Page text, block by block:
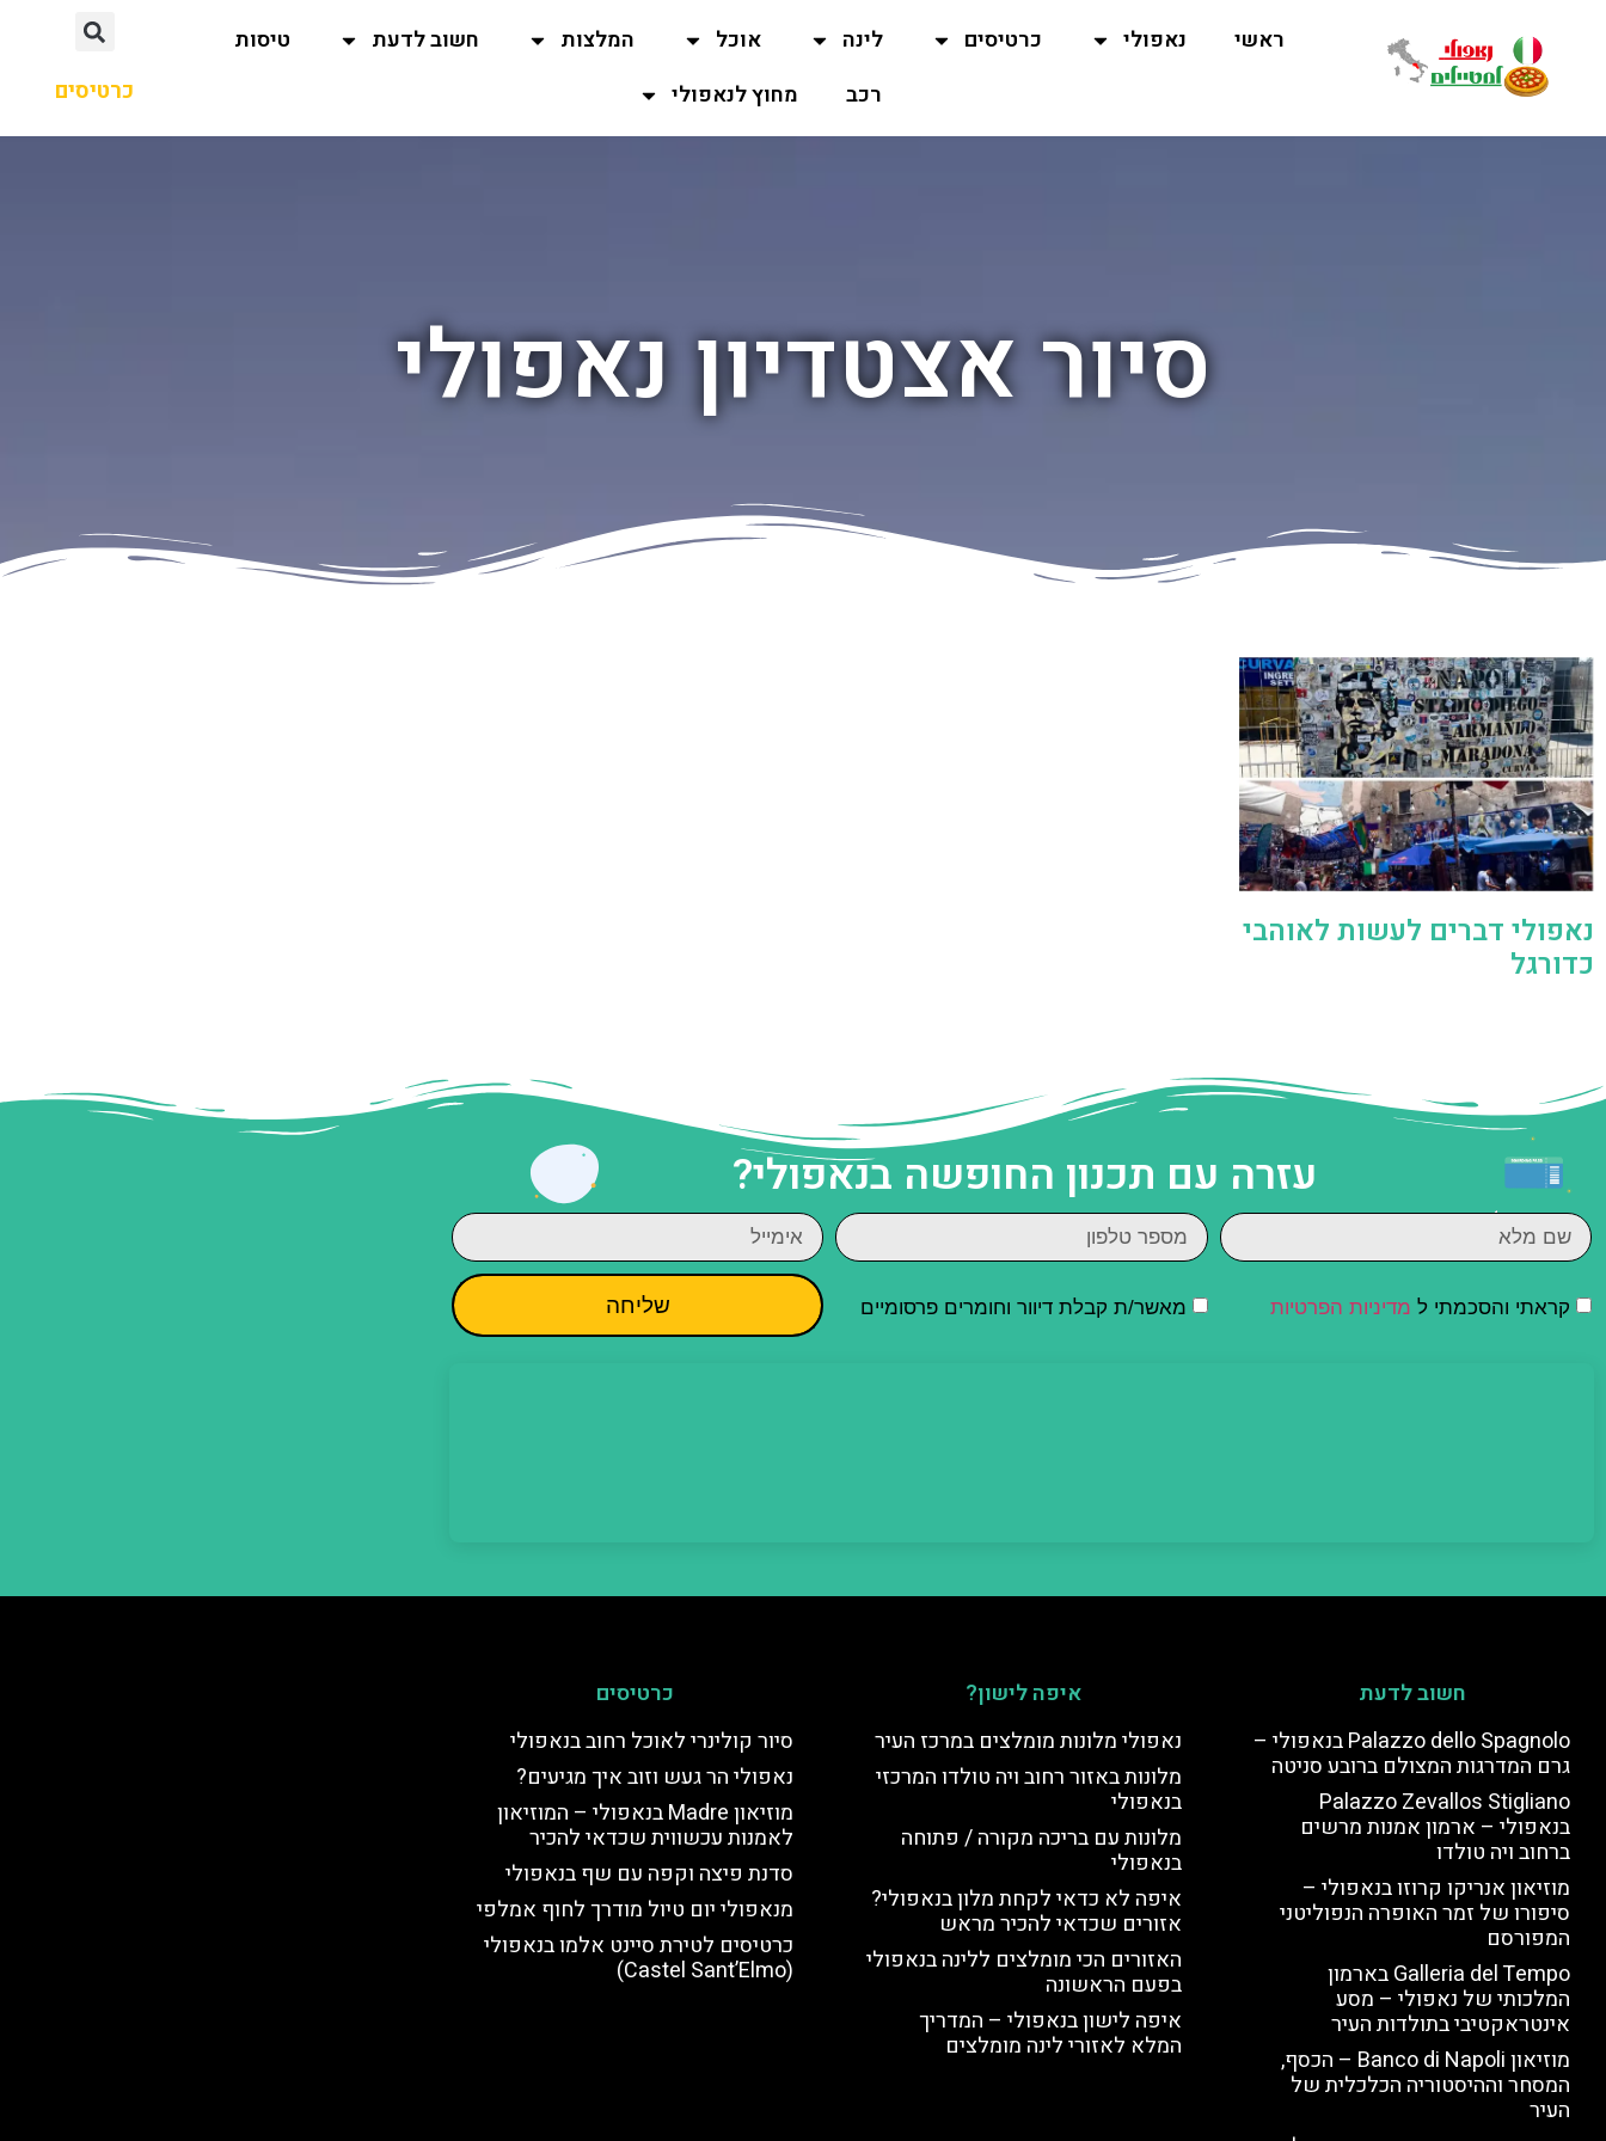
ראשי נאפולי כרטיסים לינה אוכל המלצות חשוב לדעת
טיסות
רכב
מחוץ לנאפולי כרטיסים
סיור אצטדיון נאפולי
נאפולי דברים לעשות לאוהבי
כדורגל
עזרה עם תכנון החופשה בנאפולי?
קראתי והסכמתי ל מדיניות הפרטיות מאשר/ת קבלת דיוור וחומרים פרסומיים שליחה
חשוב לדעת
Palazzo dello Spagnolo בנאפולי –
גרם המדרגות המצולם ברובע סניטה
Palazzo Zevallos Stigliano
בנאפולי – ארמון אמנות מרשים
ברחוב ויה טולדו
מוזיאון אנריקו קרוזו בנאפולי –
סיפורו של זמר האופרה הנפוליטני
המפורסם
Galleria del Tempo בארמון
המלכותי של נאפולי – מסע
אינטראקטיבי בתולדות העיר
מוזיאון Banco di Napoli – הכסף,
המסחר וההיסטוריה הכלכלית של
העיר
איפה לישון?
נאפולי מלונות מומלצים במרכז העיר
מלונות באזור רחוב ויה טולדו המרכזי
בנאפולי
מלונות עם בריכה מקורה / פתוחה
בנאפולי
איפה לא כדאי לקחת מלון בנאפולי?
אזורים שכדאי להכיר מראש
האזורים הכי מומלצים ללינה בנאפולי
בפעם הראשונה
איפה לישון בנאפולי – המדריך
המלא לאזורי לינה מומלצים
כרטיסים
סיור קולינרי לאוכל רחוב בנאפולי
נאפולי הר געש וזוב איך מגיעים?
מוזיאון Madre בנאפולי – המוזיאון
לאמנות עכשווית שכדאי להכיר
סדנת פיצה וקפה עם שף בנאפולי
מנאפולי יום טיול מודרך לחוף אמלפי
כרטיסים לטירת סיינט אלמו בנאפולי
(Castel Sant’Elmo)